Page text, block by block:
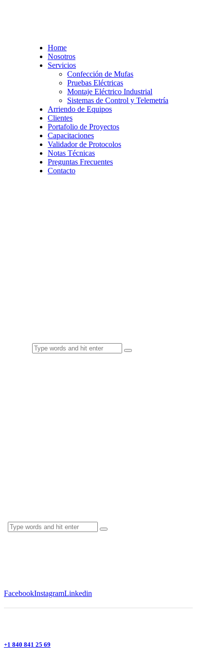
Home
Nosotros
Servicios
Confección de Mufas
Pruebas Eléctricas
Montaje Eléctrico Industrial
Sistemas de Control y Telemetría
Arriendo de Equipos
Clientes
Portafolio de Proyectos
Capacitaciones
Validador de Protocolos
Notas Técnicas
Preguntas Frecuentes
Contacto
FacebookInstagramLinkedin
+1 840 841 25 69